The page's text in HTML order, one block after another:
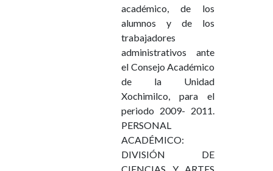
académico, de los
alumnos y de los
trabajadores
administrativos ante
el Consejo Académico
de la Unidad
Xochimilco, para el
periodo 2009- 2011.
PERSONAL
ACADÉMICO:
DIVISIÓN DE